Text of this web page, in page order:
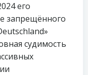
его
запрещённого
судимость